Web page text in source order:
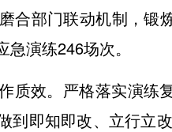
合部门联动机制，
演练246场次。
质效。严格落实演练
到即知即改、立行立